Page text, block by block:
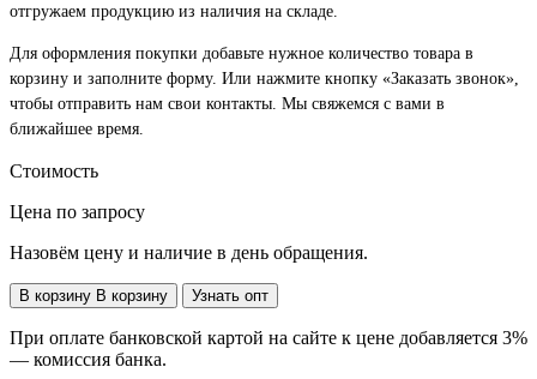
отгружаем продукцию из наличия на складе.
Для оформления покупки добавьте нужное количество товара в
корзину и заполните форму. Или нажмите кнопку «Заказать звонок»,
чтобы отправить нам свои контакты. Мы свяжемся с вами в
ближайшее время.
Стоимость
Цена по запросу
Назовём цену и наличие в день обращения.
В корзину В корзину Узнать опт
При оплате банковской картой на сайте к цене добавляется 3%
— комиссия банка.